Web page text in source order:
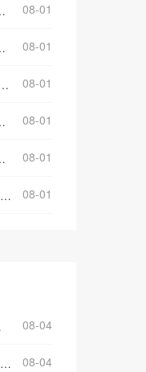
08-01
08-01
08-01
08-01
08-01
08-01
08-04
08-04